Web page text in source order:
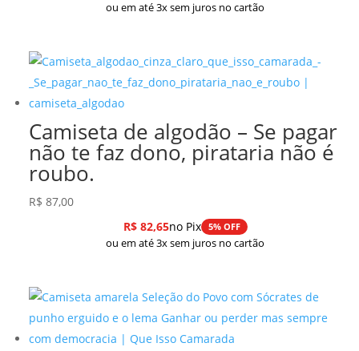
ou em até 3x sem juros no cartão
Camiseta de algodão – Se pagar
não te faz dono, pirataria não é
roubo.
R$ 87,00
R$82,65no Pix 5% OFF
ou em até 3x sem juros no cartão